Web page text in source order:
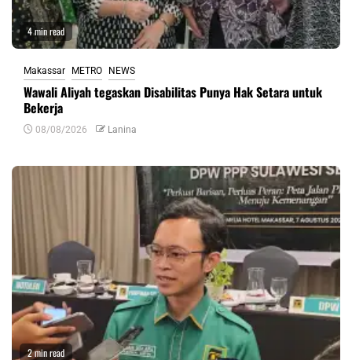
4 min read
Makassar METRO NEWS
Wawali Aliyah tegaskan Disabilitas Punya Hak Setara untuk
Bekerja
08/08/2026 Lanina
2 min read